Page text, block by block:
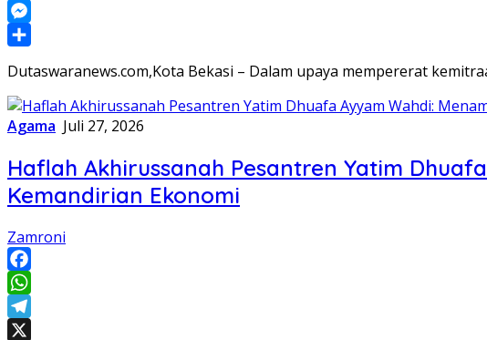
X
Messenger
Dutaswaranews.com,Kota Bekasi – Dalam upaya mempererat
Agama Juli 27, 2026
Haflah Akhirussanah Pesantren Yatim
Kemandirian Ekonomi
Zamroni
Facebook
WhatsApp
Telegram